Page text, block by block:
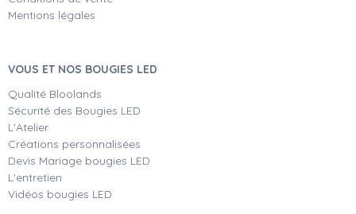
Mentions légales
VOUS ET NOS BOUGIES LED
Qualité Bloolands
Sécurité des Bougies LED
L'Atelier
Créations personnalisées
Devis Mariage bougies LED
L'entretien
Vidéos bougies LED